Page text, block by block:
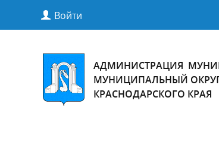
Войти
АДМИНИСТРАЦИЯ
МУНИЦИПАЛЬНЫЙ
КРАСНОДАРСКОГО КРАЯ